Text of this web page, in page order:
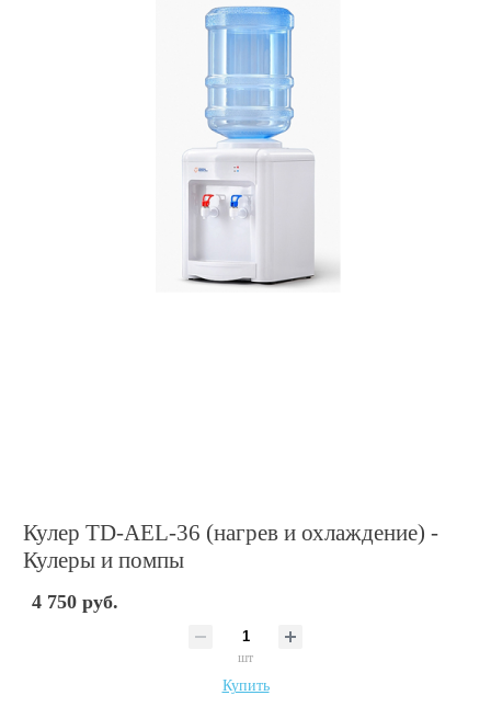
Кулер TD-AEL-36 (нагрев и охлаждение) -
Кулеры и помпы
4 750 руб.
шт
Купить